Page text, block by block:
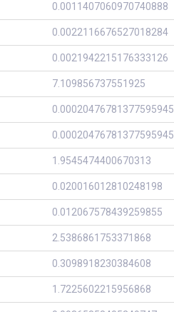
0.0011407060970740888
0.0022116676527018284
0.0021942215176333126
7.109856737551925
0.00020476781377595945
0.00020476781377595945
1.9545474400670313
0.020016012810248198
0.012067578439259855
2.5386861753371868
0.3098918230384608
1.7225602215956868